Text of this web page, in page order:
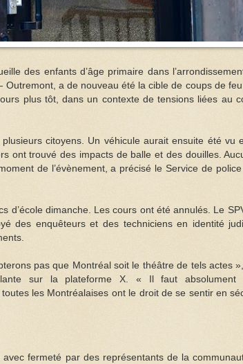
des enfants d’âge primaire dans
a de nouveau été la cible de coups de
plus tôt, dans un contexte de tensions liées au
citoyens. Un véhicule aurait ensuite été vu
ont trouvé des impacts de balle et des douilles.
de l’évènement, a précisé le Service de
d’école dimanche. Les cours ont été annulés. Le
des enquêteurs et des techniciens en identité
pas que Montréal soit le théâtre de tels actes
sur la plateforme X. « Il faut absolument
les Montréalaises ont le droit de se sentir en
avec fermeté par des représentants de la